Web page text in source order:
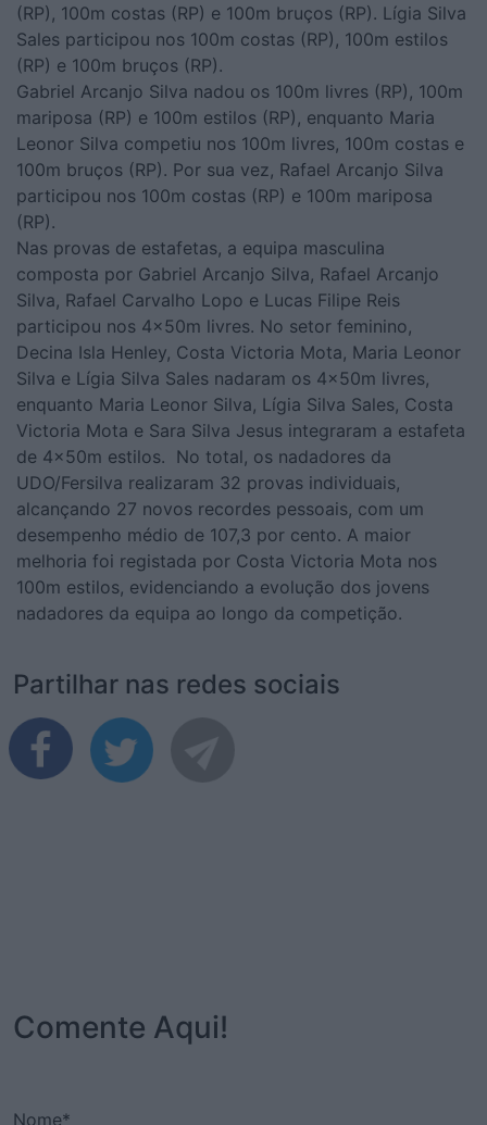
(RP), 100m costas (RP) e 100m bruços (RP). Lígia Silva
Sales participou nos 100m costas (RP), 100m estilos
(RP) e 100m bruços (RP).
Gabriel Arcanjo Silva nadou os 100m livres (RP), 100m
mariposa (RP) e 100m estilos (RP), enquanto Maria
Leonor Silva competiu nos 100m livres, 100m costas e
100m bruços (RP). Por sua vez, Rafael Arcanjo Silva
participou nos 100m costas (RP) e 100m mariposa
(RP).
Nas provas de estafetas, a equipa masculina
composta por Gabriel Arcanjo Silva, Rafael Arcanjo
Silva, Rafael Carvalho Lopo e Lucas Filipe Reis
participou nos 4x50m livres. No setor feminino,
Decina Isla Henley, Costa Victoria Mota, Maria Leonor
Silva e Lígia Silva Sales nadaram os 4x50m livres,
enquanto Maria Leonor Silva, Lígia Silva Sales, Costa
Victoria Mota e Sara Silva Jesus integraram a estafeta
de 4x50m estilos. No total, os nadadores da
UDO/Fersilva realizaram 32 provas individuais,
alcançando 27 novos recordes pessoais, com um
desempenho médio de 107,3 por cento. A maior
melhoria foi registada por Costa Victoria Mota nos
100m estilos, evidenciando a evolução dos jovens
nadadores da equipa ao longo da competição.
Partilhar nas redes sociais
Comente Aqui!
Nome*